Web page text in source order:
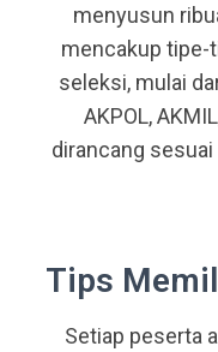
menyusun
mencakup tipe-
seleksi, mulai
AKPOL,
dirancang
Tips
Setiap peserta